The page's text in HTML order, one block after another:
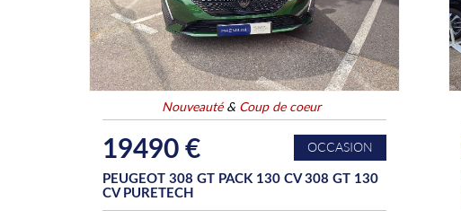
Nouveauté& Coup de coeur
19490 € OCCASION
PEUGEOT 308 GT PACK 130 CV 308 GT 130
CV PURETECH